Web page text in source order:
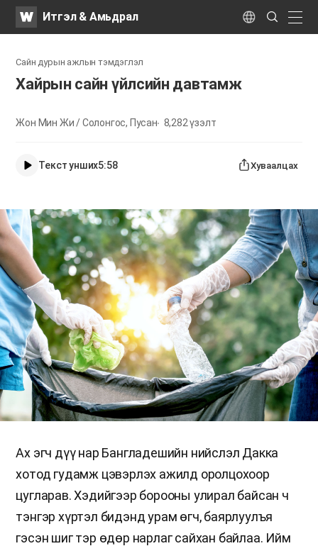
WATVИтгэл & Амьдрал Language
Search
Submit
Сайн дурын ажлын тэмдэглэл
​Хайрын сайн үйлсийн давтамж
Жон Мин Жи / Солонгос, Пусан 8,282үзэлт
Текст унших5:58 Хуваалцах
Ах эгч дүү нар Бангладешийн нийслэл Дакка
хотод гудамж цэвэрлэх ажилд оролцохоор
цугларав. Хэдийгээр борооны улирал байсан ч
тэнгэр хүртэл бидэнд урам өгч, баярлуулъя
гэсэн шиг тэр өдөр нарлаг сайхан байлаа. Ийм